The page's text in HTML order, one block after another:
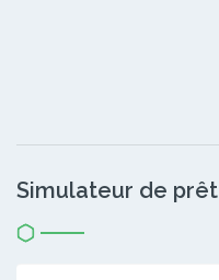
Simulateur de prêt